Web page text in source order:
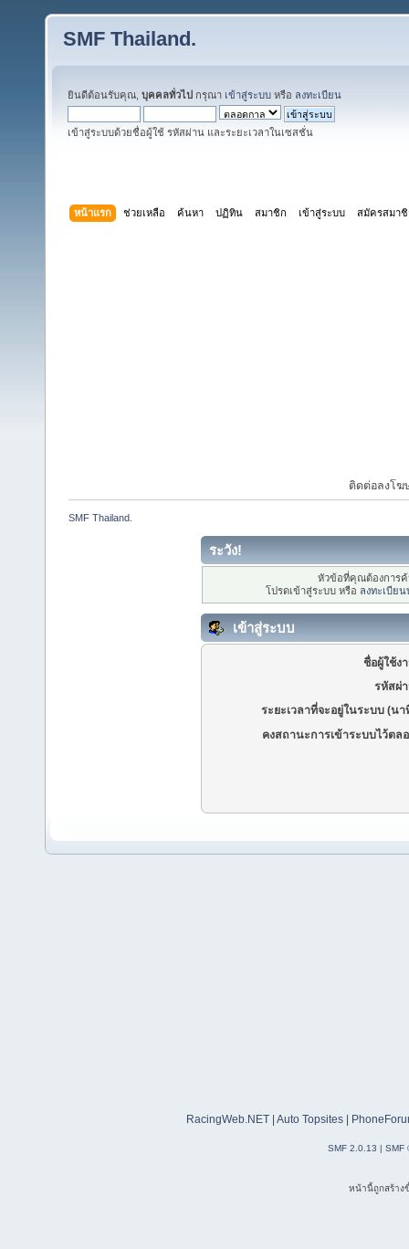
SMF Thailand.
ยินดีต้อนรับคุณ, บุคคลทั่วไป กรุณา เข้าสู่ระบบ หรือ ลงทะเบียน
เข้าสู่ระบบด้วยชื่อผู้ใช้ รหัสผ่าน และระยะเวลาในเซสชั่น
หน้าแรก ช่วยเหลือ ค้นหา ปฏิทิน สมาชิก เข้าสู่ระบบ สมัครสมา
ติดต่อลงโ
SMF Thailand.
ระวัง!
หัวข้อที่คุณต้องการ
โปรดเข้าสู่ระบบ หรือ ลงทะเบีย
เข้าสู่ระบบ
ชื่อผู้ใช้ง
รหัสผ่
ระยะเวลาที่จะอยู่ในระบบ (นา
คงสถานะการเข้าระบบไว้ตล
RacingWeb.NET Auto Topsites
SMF 2.0.13 | SMF
หน้านี้ถูกสร้าง